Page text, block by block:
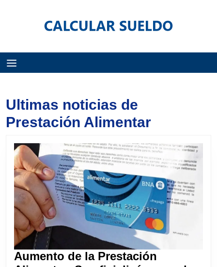
Ultimas noticias de
Prestación Alimentar
Aumento de la Prestación